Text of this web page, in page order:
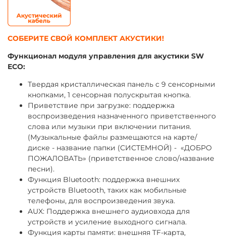
СОБЕРИТЕ СВОЙ КОМПЛЕКТ АКУСТИКИ!
Функционал модуля управления для акустики SW
ECO:
Твердая кристаллическая панель с 9 сенсорными
кнопками, 1 сенсорная полускрытая кнопка.
Приветствие при загрузке: поддержка
воспроизведения назначенного приветственного
слова или музыки при включении питания.
(Музыкальные файлы размещаются на карте/
диске - название папки (СИСТЕМНОЙ) - «ДОБРО
ПОЖАЛОВАТЬ» (приветственное слово/название
песни).
Функция Bluetooth: поддержка внешних
устройств Bluetooth, таких как мобильные
телефоны, для воспроизведения звука.
AUX: Поддержка внешнего аудиовхода для
устройств и усиление выходного сигнала.
Функция карты памяти: внешняя TF-карта,